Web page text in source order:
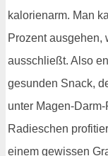
kalorienarm. Man
Prozent ausgehen,
ausschließt. Also
gesunden Snack,
unter Magen-
Radieschen
einem gewissen